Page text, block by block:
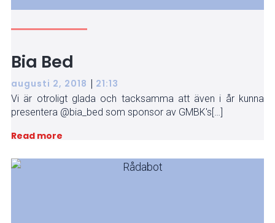
Bia Bed
augusti 2, 2018 | 21:13
Vi är otroligt glada och tacksamma att även i år kunna
presentera @bia_bed som sponsor av GMBK's[…]
Read more